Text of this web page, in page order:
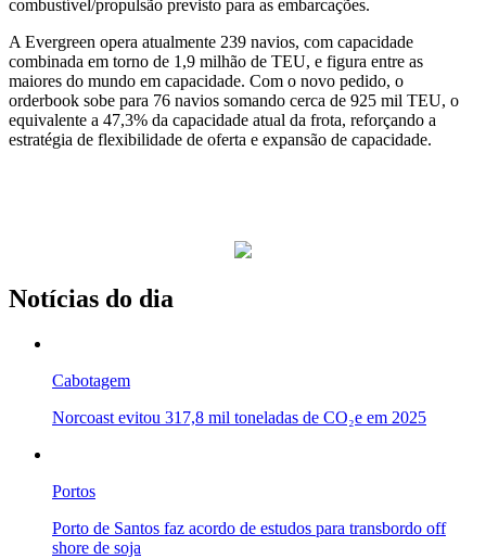
combustível/propulsão previsto para as embarcações.
A Evergreen opera atualmente 239 navios, com capacidade
combinada em torno de 1,9 milhão de TEU, e figura entre as
maiores do mundo em capacidade. Com o novo pedido, o
orderbook sobe para 76 navios somando cerca de 925 mil TEU, o
equivalente a 47,3% da capacidade atual da frota, reforçando a
estratégia de flexibilidade de oferta e expansão de capacidade.
Notícias do dia
Cabotagem
Norcoast evitou 317,8 mil toneladas de CO₂e em 2025
Portos
Porto de Santos faz acordo de estudos para transbordo off
shore de soja